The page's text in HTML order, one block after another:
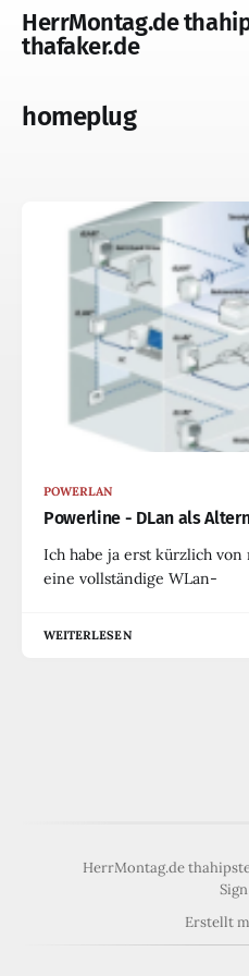
HerrMontag.de
thafaker.de
homeplug
POWERLAN
Powerline - DLan als
Ich habe ja erst kürzlich
eine vollständige WLan-
WEITERLESEN
HerrMontag.de
Erstellt